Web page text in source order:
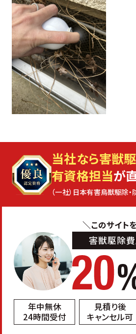
当社なら害獣
有資格担当が
（一社）日本有害鳥獣駆除
＼このサイト
害獣駆除
年中無休
24時間受付
見積り後
キャンセル可